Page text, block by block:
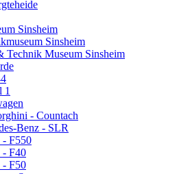
Sinsheim
Sinsheim
Technik Museum Sinsheim
1
- Countach
Benz - SLR
- F550
- F40
- F50